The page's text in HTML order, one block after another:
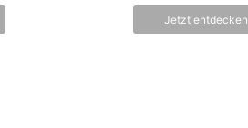
n
5
Jetzt entdecken